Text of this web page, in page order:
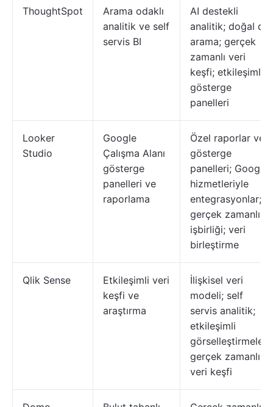
ThoughtSpot
Arama odaklı
analitik ve self
servis BI
AI destekli
analitik; doğal dil
arama; gerçek
zamanlı veri
keşfi; etkileşimli
gösterge
panelleri
Looker
Studio
Google
Çalışma Alanı
gösterge
panelleri ve
raporlama
Özel raporlar ve
gösterge
panelleri; Google
hizmetleriyle
entegrasyonlar;
gerçek zamanlı
işbirliği; veri
birleştirme
Qlik Sense
Etkileşimli veri
keşfi ve
araştırma
İlişkisel veri
modeli; self
servis analitik;
etkileşimli
görselleştirmeler;
gerçek zamanlı
veri keşfi